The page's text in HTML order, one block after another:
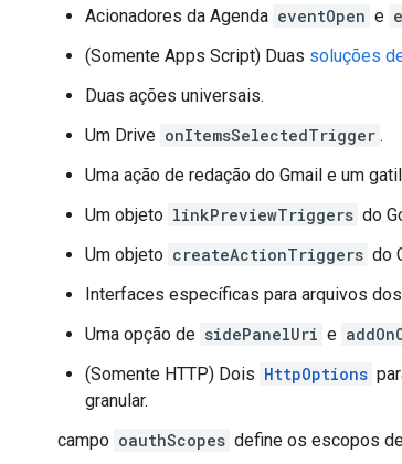
Acionadores da Agenda eventOpen e
(Somente Apps Script) Duas soluções
Duas ações universais.
Um Drive onItemsSelectedTrigger .
Uma ação de redação do Gmail e um
Um objeto linkPreviewTriggers do
Um objeto createActionTriggers do
Interfaces específicas para arquivos
Uma opção de sidePanelUri e
(Somente HTTP) Dois HttpOptions
granular.
O campo oauthScopes define os escopos